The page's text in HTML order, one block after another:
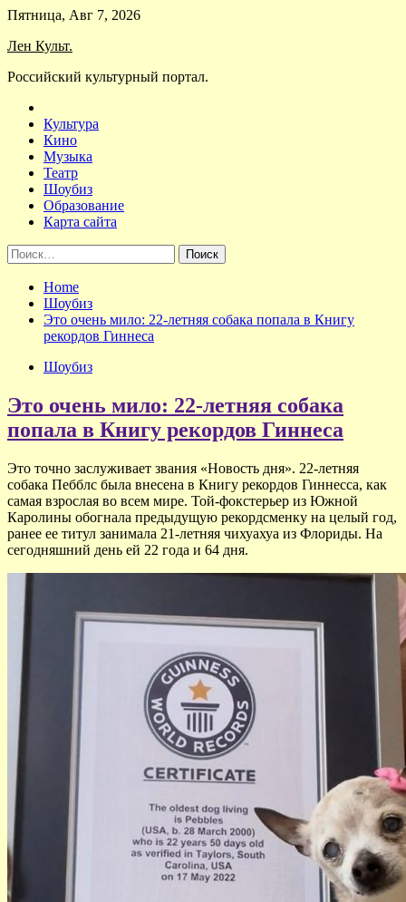
Skip
content
Пятница, Авг 7, 2026
Лен Культ.
Российский культурный портал.
Культура
Кино
Музыка
Театр
Шоубиз
Образование
Карта сайта
Найти:
Home
Шоубиз
Это очень мило: 22-летняя собака попала в Книгу
рекордов Гиннеса
Шоубиз
Это очень мило: 22-летняя собака
попала в Книгу рекордов Гиннеса
Это точно заслуживает звания «Новость дня». 22-летняя
собака Пебблс была внесена в Книгу рекордов Гиннесса, как
самая взрослая во всем мире. Той-фокстерьер из Южной
Каролины обогнала предыдущую рекордсменку на целый год,
ранее ее титул занимала 21-летняя чихуахуа из Флориды. На
сегодняшний день ей 22 года и 64 дня.